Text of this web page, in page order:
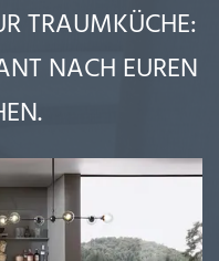
TRAUMKÜCHE:
NACH EUREN